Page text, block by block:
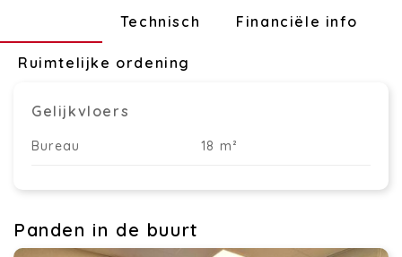
Technisch Financiële info
Ruimtelijke ordening
Gelijkvloers
Bureau 18 m²
Panden in de buurt